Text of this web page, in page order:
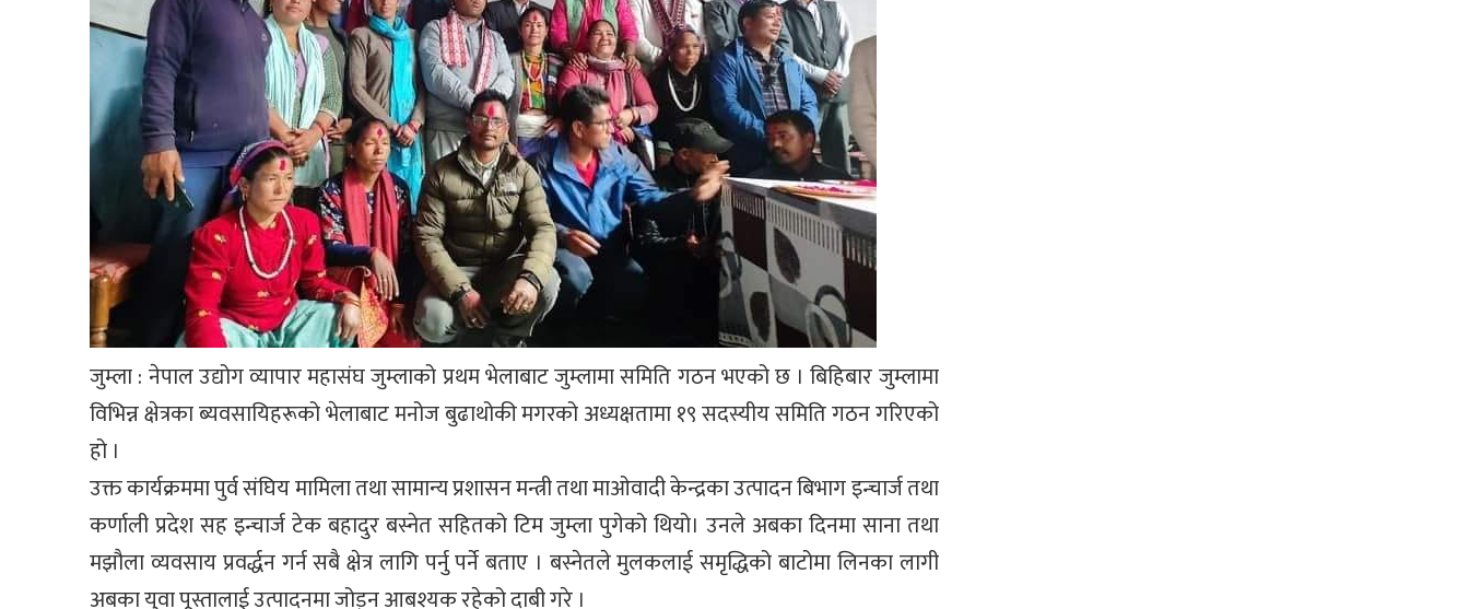
जुम्ला : नेपाल उद्योग व्यापार महासंघ जुम्लाको प्रथम भेलाबाट जुम्लामा समिति गठन भएको छ । बिहिबार जुम्लामा
विभिन्न क्षेत्रका ब्यवसायिहरूको भेलाबाट मनोज बुढाथोकी मगरको अध्यक्षतामा १९ सदस्यीय समिति गठन गरिएको
हो ।
उक्त कार्यक्रममा पुर्व संघिय मामिला तथा सामान्य प्रशासन मन्त्री तथा माओवादी केन्द्रका उत्पादन बिभाग इन्चार्ज तथा
कर्णाली प्रदेश सह इन्चार्ज टेक बहादुर बस्नेत सहितको टिम जुम्ला पुगेको थियो। उनले अबका दिनमा साना तथा
मझौला व्यवसाय प्रवर्द्धन गर्न सबै क्षेत्र लागि पर्नु पर्ने बताए । बस्नेतले मुलकलाई समृद्धिको बाटोमा लिनका लागी
अबका युवा पूस्तालाई उत्पादनमा जोड्न आबश्यक रहेको दाबी गरे ।